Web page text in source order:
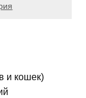
и кошек)